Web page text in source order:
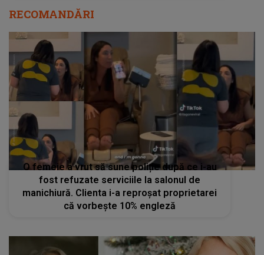
RECOMANDĂRI
O femeie a vrut să sune poliție după ce i-au
fost refuzate serviciile la salonul de
manichiură. Clienta i-a reproșat proprietarei
că vorbește 10% engleză